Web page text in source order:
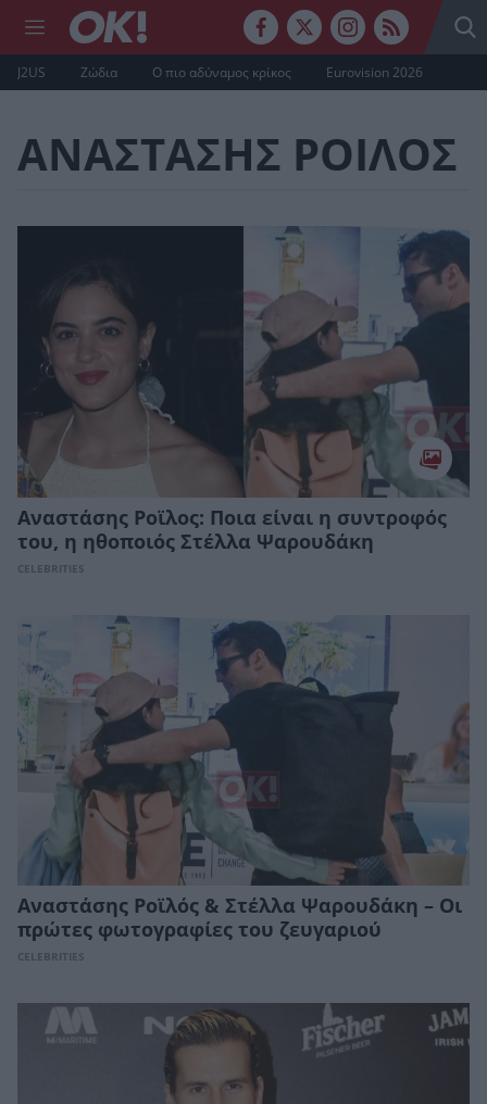
J2US Ζώδια Ο πιο αδύναμος κρίκος Eurovision 2026
ΑΝΑΣΤΑΣΗΣ ΡΟΙΛΟΣ
Αναστάσης Ροϊλος: Ποια είναι η συντροφός
του, η ηθοποιός Στέλλα Ψαρουδάκη
CELEBRITIES
Αναστάσης Ροϊλός & Στέλλα Ψαρουδάκη – Οι
πρώτες φωτογραφίες του ζευγαριού
CELEBRITIES